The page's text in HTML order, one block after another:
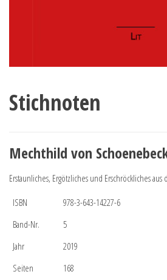
Stichnoten
Mechthild von
Erstaunliches, Ergötzliches und Erschröckliches
ISBN
978-3-643-14227-6
Band-Nr.
5
Jahr
2019
Seiten
168